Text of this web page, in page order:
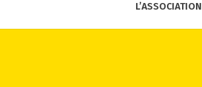
L’ASSOCIATION